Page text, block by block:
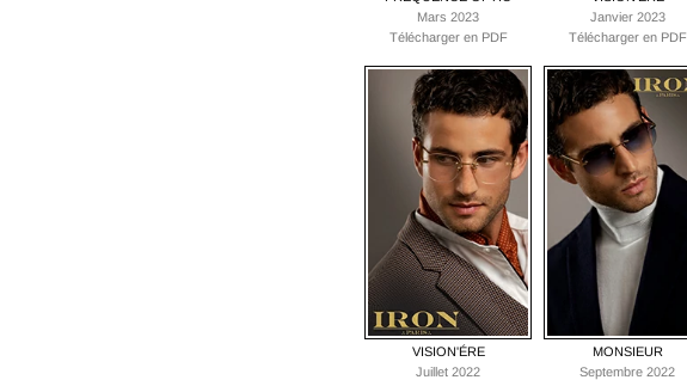
Mars 2023
Télécharger en PDF
Janvier 2023
Télécharger en PDF
VISION'ÉRE
Juillet 2022
MONSIEUR
Septembre 2022